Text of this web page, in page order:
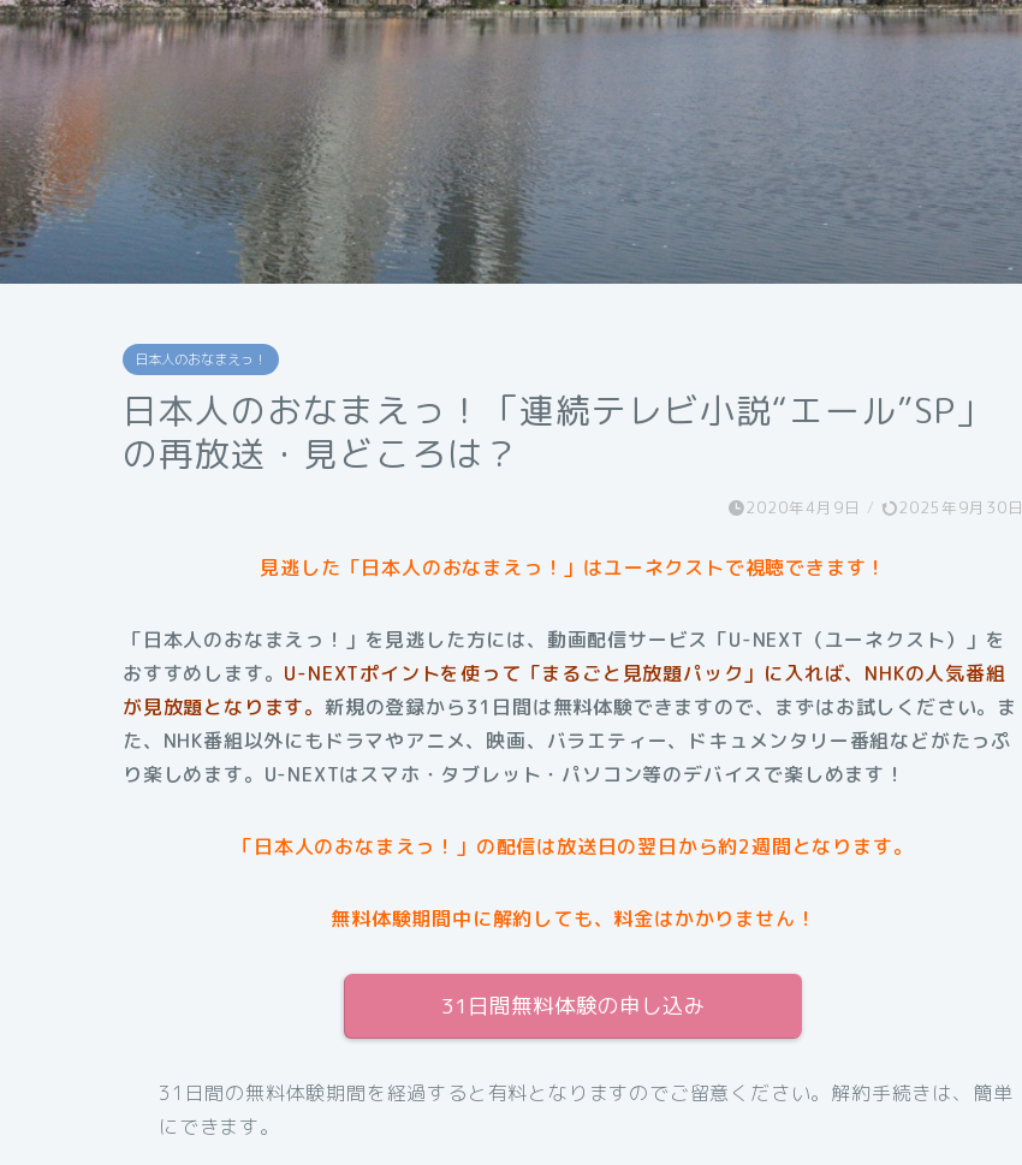
日本人のおなまえっ！
日本人のおなまえっ！「連続テレビ小説“エール”SP」
の再放送・見どころは？
2020年4月9日 / 2025年9月30日
見逃した「日本人のおなまえっ！」はユーネクストで視聴できます！
「日本人のおなまえっ！」を見逃した方には、動画配信サービス「U-NEXT（ユーネクスト）」を
おすすめします。 U-NEXTポイントを使って「まるごと見放題パック」に入れば、NHKの人気番組
が見放題となります。 新規の登録から31日間は無料体験できますので、まずはお試しください。ま
た、NHK番組以外にもドラマやアニメ、映画、バラエティー、ドキュメンタリー番組などがたっぷ
り楽しめます。U-NEXTはスマホ・タブレット・パソコン等のデバイスで楽しめます！
「日本人のおなまえっ！」の配信は放送日の翌日から約2週間となります。
無料体験期間中に解約しても、料金はかかりません！
31日間無料体験の申し込み
31日間の無料体験期間を経過すると有料となりますのでご留意ください。解約手続きは、簡単
にできます。